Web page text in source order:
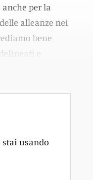
per la
alleanze nei
bene
e
stai usando